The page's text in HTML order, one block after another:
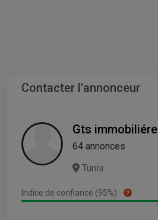
Contacter l'annonceur
Gts immobiliére
64 annonces
Tunis
Indice de confiance (95%)